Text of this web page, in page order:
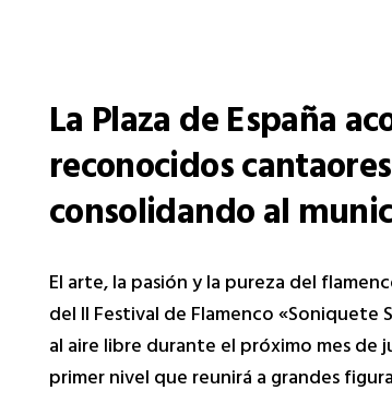
La Plaza de España
reconocidos
consolidando al
El arte, la pasión y la pureza del
del II Festival de Flamenco
al aire libre durante el próximo mes de
primer nivel que reunirá a grandes